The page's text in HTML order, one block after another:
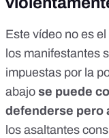
Este vídeo no es
los manifestantes
impuestas por la
abajo se puede
defenderse pero
los asaltantes